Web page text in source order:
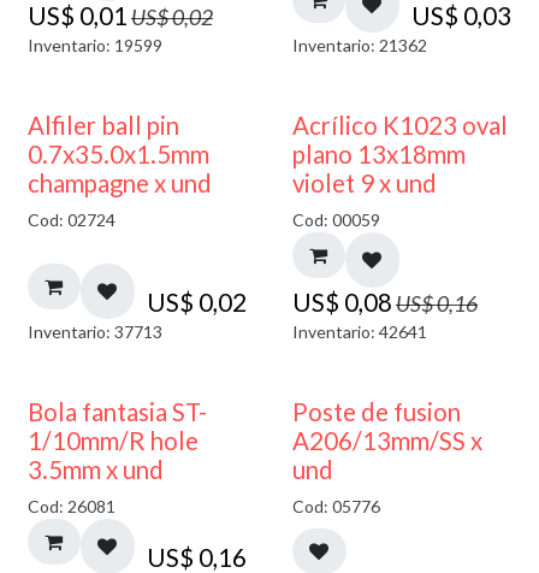
US$ 0,01US$0,02
Inventario: 19599
US$ 0,03
Inventario: 21362
Alfiler ball pin
0.7x35.0x1.5mm
champagne x und
Cod: 02724
US$ 0,02
Inventario: 37713
50% DESCUENTO
Acrílico K1023 oval
plano 13x18mm
violet 9 x und
Cod: 00059
US$ 0,08US$0,16
Inventario: 42641
Bola fantasia ST-
1/10mm/R hole
3.5mm x und
Cod: 26081
US$ 0,16
Poste de fusion
A206/13mm/SS x
und
Cod: 05776